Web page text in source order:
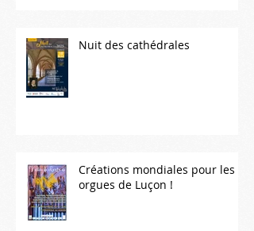
Nuit des cathédrales
Créations mondiales pour les
orgues de Luçon !